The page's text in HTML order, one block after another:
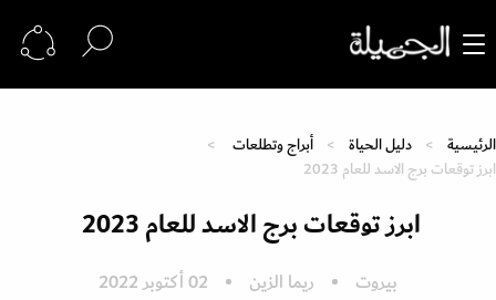
الرئيسية دليل الحياة
أبراج وتطلعات
ابرز توقعات برج الاسد للعام 2023
ابرز توقعات برج الاسد للعام 2023
بيروت ريما الزين 02 أكتوبر 2022